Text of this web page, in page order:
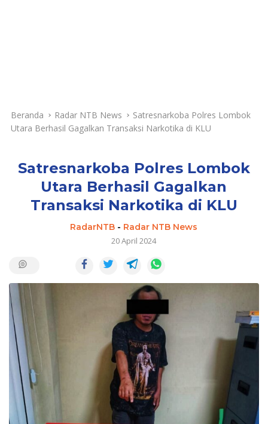
Beranda Radar NTB News
Satresnarkoba Polres Lombok
Utara Berhasil Gagalkan Transaksi Narkotika di KLU
Satresnarkoba Polres Lombok
Utara Berhasil Gagalkan
Transaksi Narkotika di KLU
RadarNTB - Radar NTB News
20 April 2024